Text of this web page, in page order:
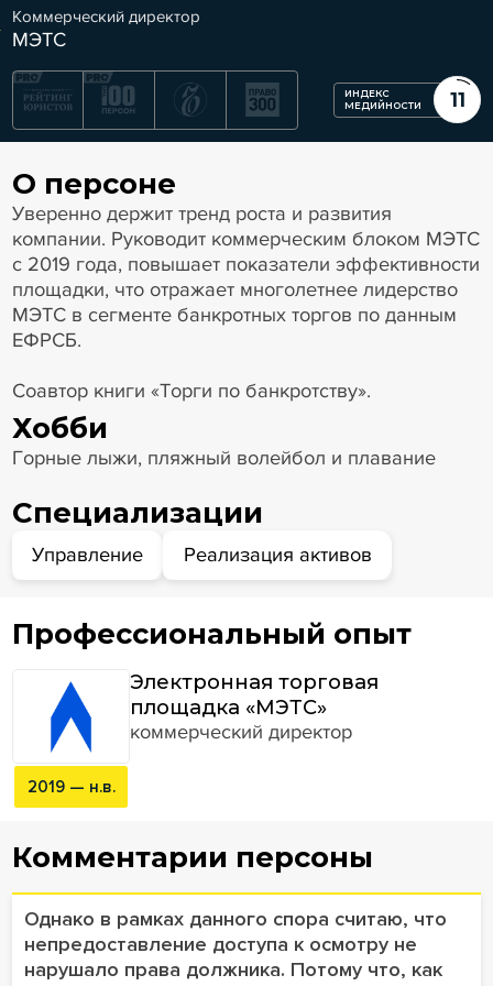
Коммерческий директор
МЭТС
ИНДЕКС
МЕДИЙНОСТИ
11
О персоне
Уверенно держит тренд роста и развития
компании. Руководит коммерческим блоком МЭТС
с 2019 года, повышает показатели эффективности
площадки, что отражает многолетнее лидерство
МЭТС в сегменте банкротных торгов по данным
ЕФРСБ.
Соавтор книги «Торги по банкротству».
Хобби
Горные лыжи, пляжный волейбол и плавание
Специализации
Управление Реализация активов
Профессиональный опыт
2019 — н.в.
Электронная торговая
площадка «МЭТС»
коммерческий директор
Комментарии персоны
Однако в рамках данного спора считаю, что
непредоставление доступа к осмотру не
нарушало права должника. Потому что, как